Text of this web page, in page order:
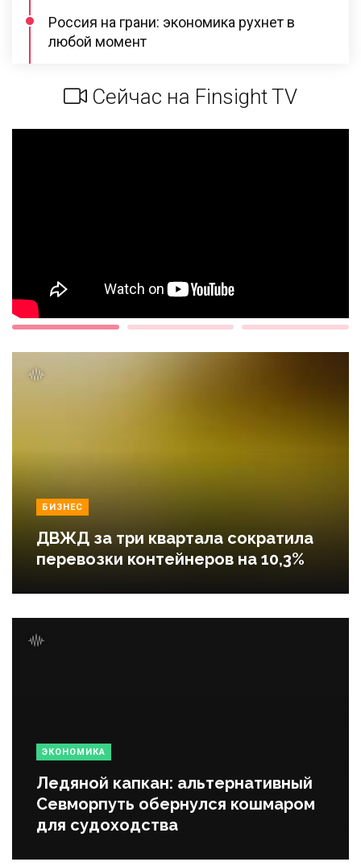
Россия на грани: экономика рухнет в
любой момент
Сейчас на Finsight TV
БИЗНЕС
ДВЖД за три квартала сократила
перевозки контейнеров на 10,3%
ЭКОНОМИКА
Ледяной капкан: альтернативный
Севморпуть обернулся кошмаром
для судоходства